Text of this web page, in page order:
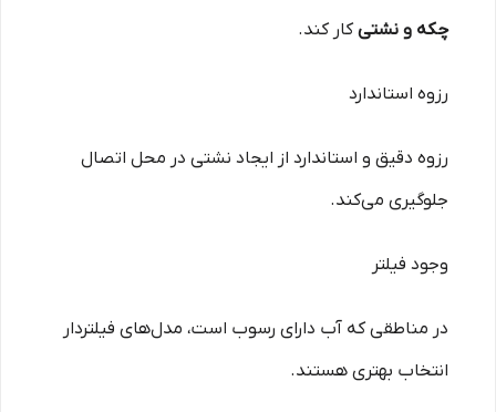
چکه و نشتیکار کند.
رزوه استاندارد
رزوه دقیق و استاندارد از ایجاد نشتی در محل اتصال
جلوگیری می‌کند.
وجود فیلتر
در مناطقی که آب دارای رسوب است، مدل‌های فیلتردار
انتخاب بهتری هستند.